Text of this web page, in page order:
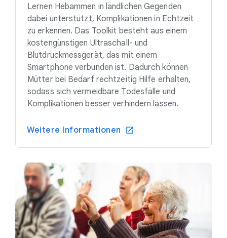
Lernen Hebammen in ländlichen Gegenden
dabei unterstützt, Komplikationen in Echtzeit
zu erkennen. Das Toolkit besteht aus einem
kostengünstigen Ultraschall- und
Blutdruckmessgerät, das mit einem
Smartphone verbunden ist. Dadurch können
Mütter bei Bedarf rechtzeitig Hilfe erhalten,
sodass sich vermeidbare Todesfälle und
Komplikationen besser verhindern lassen.
Weitere Informationen